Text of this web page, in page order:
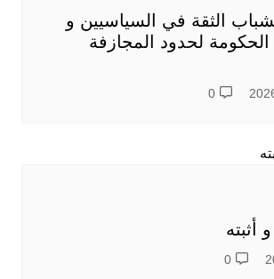
الثقة في السياسيين و
لحدود المجازفة
0
أثبته
0